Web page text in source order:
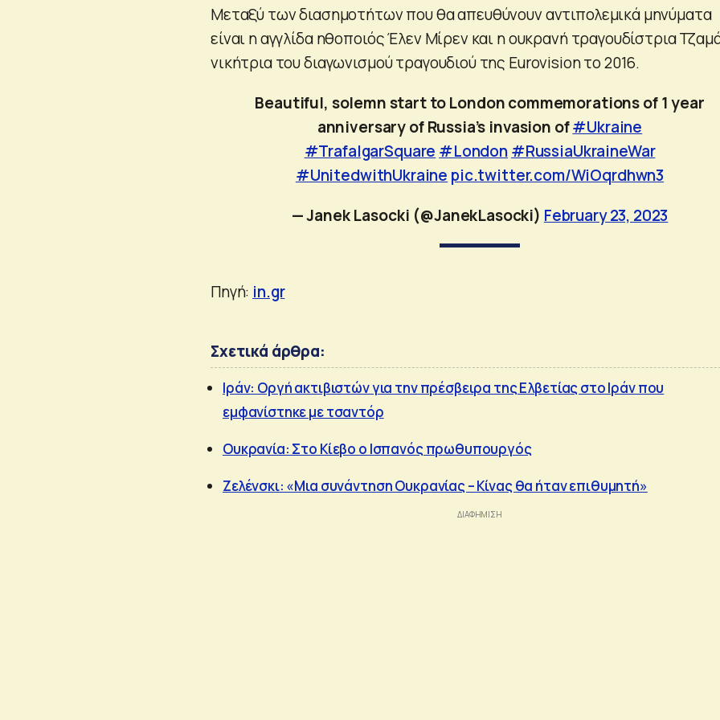
Μεταξύ των διασημοτήτων που θα απευθύνουν αντιπολεμικά μηνύματα
είναι η αγγλίδα ηθοποιός Έλεν Μίρεν και η ουκρανή τραγουδίστρια
νικήτρια του διαγωνισμού τραγουδιού της Eurovision το 2016.
Beautiful, solemn start to London commemorations of 1 year
anniversary of Russia’s invasion of#Ukraine
#TrafalgarSquare #London#RussiaUkraineWar
#UnitedwithUkraine pic.twitter.com/WiOqrdhwn3
— Janek Lasocki (@JanekLasocki) February 23, 2023
Πηγή: in.gr
Σχετικά άρθρα:
Ιράν: Οργή ακτιβιστών για την πρέσβειρα της Ελβετίας στο Ιράν που
εμφανίστηκε με τσαντόρ
Ουκρανία: Στο Κίεβο ο Ισπανός πρωθυπουργός
Ζελένσκι: «Μια συνάντηση Ουκρανίας – Κίνας θα ήταν επιθυμητή»